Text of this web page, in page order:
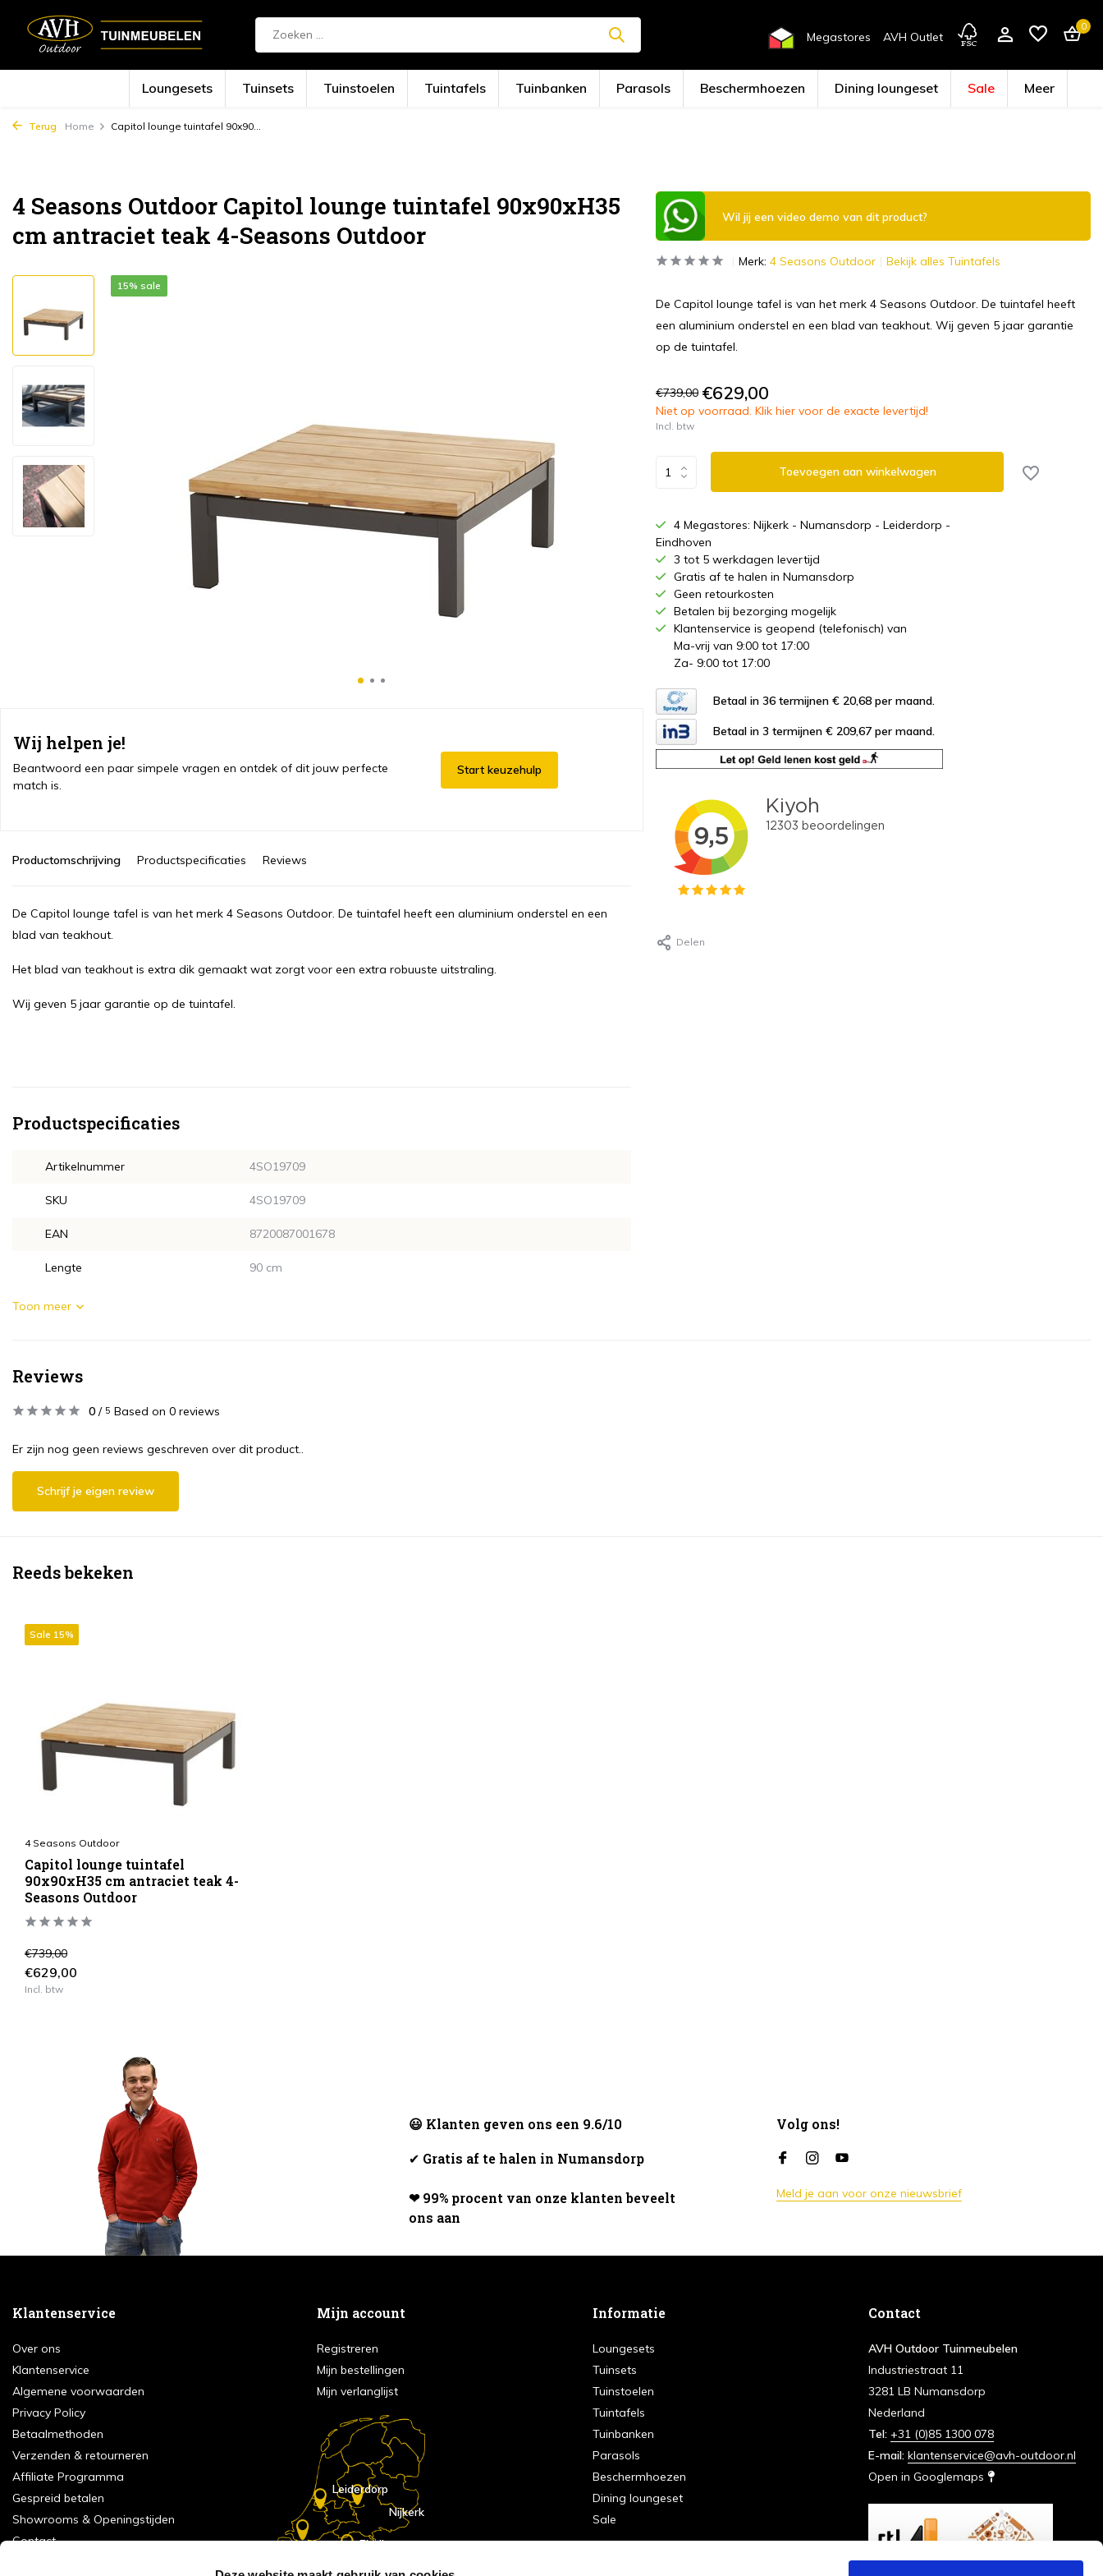
Megastores AVH Outlet
0
Loungesets Tuinsets Tuinstoelen Tuintafels Tuinbanken Parasols Beschermhoezen Dining loungeset Sale Meer
Terug Home Capitol lounge tuintafel 90x90...
4 Seasons Outdoor Capitol lounge tuintafel 90x90xH35
cm antraciet teak 4-Seasons Outdoor
15% sale
Wij helpen je!
Beantwoord een paar simpele vragen en ontdek of dit jouw perfecte
match is.
Start keuzehulp
Productomschrijving Productspecificaties Reviews
De Capitol lounge tafel is van het merk 4 Seasons Outdoor. De tuintafel heeft een aluminium onderstel en een
blad van teakhout.
Het blad van teakhout is extra dik gemaakt wat zorgt voor een extra robuuste uitstraling.
Wij geven 5 jaar garantie op de tuintafel.
Productspecificaties
Artikelnummer 4SO19709
SKU 4SO19709
EAN 8720087001678
Lengte 90 cm
Toon meer
Wil jij een video demo van dit product?
Merk: 4 Seasons Outdoor Bekijk alles Tuintafels
De Capitol lounge tafel is van het merk 4 Seasons Outdoor. De tuintafel heeft
een aluminium onderstel en een blad van teakhout. Wij geven 5 jaar garantie
op de tuintafel.
€739,00 €629,00
Niet op voorraad. Klik hier voor de exacte levertijd!
Incl. btw
Toevoegen aan winkelwagen
4 Megastores: Nijkerk - Numansdorp - Leiderdorp -
Eindhoven
3 tot 5 werkdagen levertijd
Gratis af te halen in Numansdorp
Geen retourkosten
Betalen bij bezorging mogelijk
Klantenservice is geopend (telefonisch) van
Ma-vrij van 9:00 tot 17:00
Za- 9:00 tot 17:00
Betaal in 36 termijnen € 20,68 per maand.
Betaal in 3 termijnen € 209,67 per maand.
Delen
Reviews
0 / 5 Based on 0 reviews
Er zijn nog geen reviews geschreven over dit product..
Schrijf je eigen review
Reeds bekeken
Sale 15%
4 Seasons Outdoor
Capitol lounge tuintafel
90x90xH35 cm antraciet teak 4-
Seasons Outdoor
€739,00
€629,00
Incl. btw
😃 Klanten geven ons een 9.6/10
✔ Gratis af te halen in Numansdorp
❤ 99% procent van onze klanten beveelt
ons aan
Volg ons!
Meld je aan voor onze nieuwsbrief
Klantenservice
Over ons
Klantenservice
Algemene voorwaarden
Privacy Policy
Betaalmethoden
Verzenden & retourneren
Affiliate Programma
Gespreid betalen
Showrooms & Openingstijden
Contact
Mijn account
Registreren
Mijn bestellingen
Mijn verlanglijst
Eindhoven
Nijkerk
Leiderdorp
Informatie
Loungesets
Tuinsets
Tuinstoelen
Tuintafels
Tuinbanken
Parasols
Beschermhoezen
Dining loungeset
Sale
Contact
AVH Outdoor Tuinmeubelen
Industriestraat 11
3281 LB Numansdorp
Nederland
Tel: +31 (0)85 1300 078
E-mail: klantenservice@avh-outdoor.nl
Open in Googlemaps